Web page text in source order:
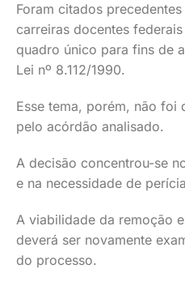
Foram citados
carreiras docentes
quadro único para fins de
Lei nº 8.112/1990.
Esse tema, porém, não foi
pelo acórdão analisado.
A decisão concentrou-se
e na necessidade de
A viabilidade da remoção
deverá ser novamente
do processo.